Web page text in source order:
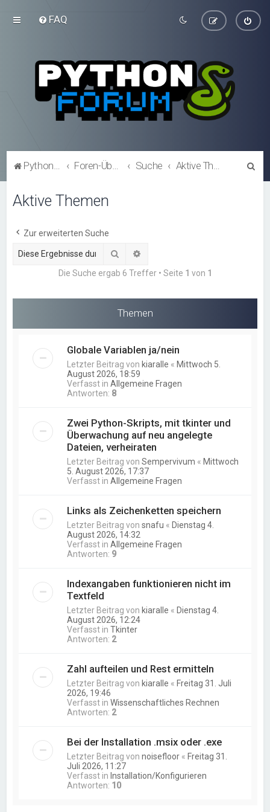
FAQ
Python-Forum.de Suche
Aktive Themen
Zur erweiterten Suche
Suche
Die Suche ergab 6 Treffer • Seite 1 von 1
Themen
Globale Variablen ja/nein
Letzter Beitrag von kiaralle « Mittwoch 5.
August 2026, 18:59
Verfasst inAllgemeine Fragen
Antworten: 8
Zwei Python-Skripts, mit tkinter und
Überwachung auf neu angelegte
Dateien, verheiraten
Letzter Beitrag vonSempervivum « Mittwoch
5. August 2026, 17:37
Verfasst inAllgemeine Fragen
Links als Zeichenketten speichern
Letzter Beitrag vonsnafu « Dienstag 4.
August 2026, 14:32
Verfasst inAllgemeine Fragen
Antworten: 9
Indexangaben funktionieren nicht im
Textfeld
Letzter Beitrag von kiaralle « Dienstag 4.
August 2026, 12:24
Verfasst inTkinter
Antworten: 2
Zahl aufteilen und Rest ermitteln
Letzter Beitrag von kiaralle « Freitag 31. Juli
2026, 19:46
Verfasst inWissenschaftliches Rechnen
Antworten: 2
Bei der Installation .msix oder .exe
Letzter Beitrag vonnoisefloor « Freitag 31.
Juli 2026, 11:27
Verfasst in Installation/Konfigurieren
Antworten: 10